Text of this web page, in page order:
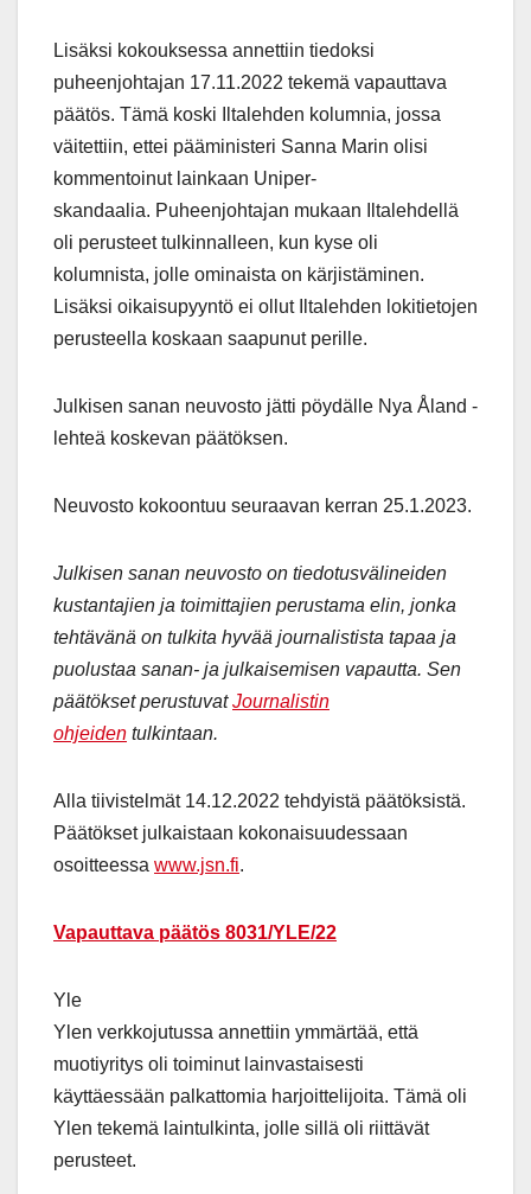
Lisäksi kokouksessa annettiin tiedoksi
puheenjohtajan 17.11.2022 tekemä vapauttava
päätös. Tämä koski Iltalehden kolumnia, jossa
väitettiin, ettei pääministeri Sanna Marin olisi
kommentoinut lainkaan Uniper-
skandaalia. Puheenjohtajan mukaan Iltalehdellä
oli perusteet tulkinnalleen, kun kyse oli
kolumnista, jolle ominaista on kärjistäminen.
Lisäksi oikaisupyyntö ei ollut Iltalehden lokitietojen
perusteella koskaan saapunut perille.
Julkisen sanan neuvosto jätti pöydälle Nya Åland -
lehteä koskevan päätöksen.
Neuvosto kokoontuu seuraavan kerran 25.1.2023.
Julkisen sanan neuvosto on tiedotusvälineiden
kustantajien ja toimittajien perustama elin, jonka
tehtävänä on tulkita hyvää journalistista tapaa ja
puolustaa sanan- ja julkaisemisen vapautta. Sen
päätökset perustuvatJournalistin
ohjeiden tulkintaan.
Alla tiivistelmät 14.12.2022 tehdyistä päätöksistä.
Päätökset julkaistaan kokonaisuudessaan
osoitteessa www.jsn.fi.
Vapauttava päätös 8031/YLE/22
Yle
Ylen verkkojutussa annettiin ymmärtää, että
muotiyritys oli toiminut lainvastaisesti
käyttäessään palkattomia harjoittelijoita. Tämä oli
Ylen tekemä laintulkinta, jolle sillä oli riittävät
perusteet.